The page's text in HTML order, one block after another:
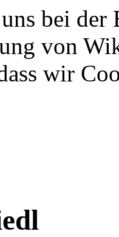
bei
von
wir